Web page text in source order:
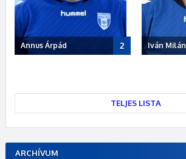
Annus Árpád 2 Iván Milán
TELJES LISTA
ARCHÍVUM